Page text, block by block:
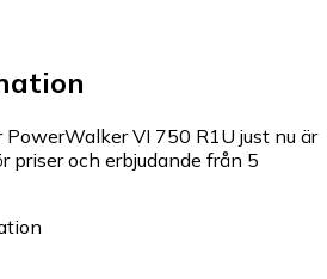
VI 750 R1U just nu är
priser och erbjudande från 5